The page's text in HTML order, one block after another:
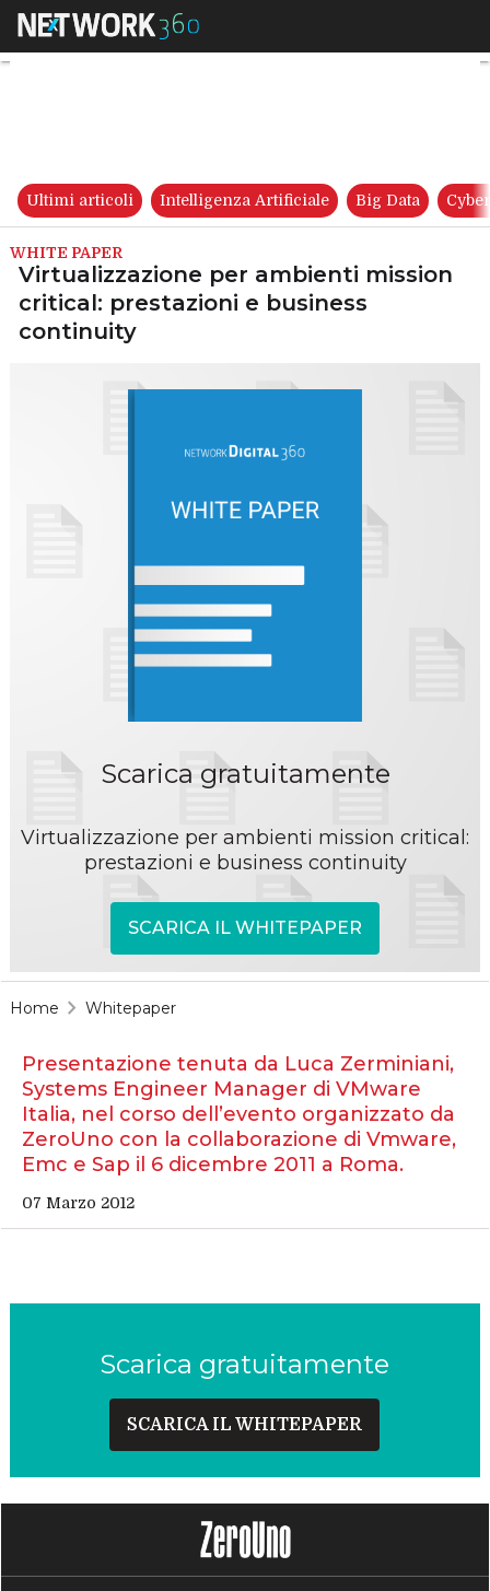
Virtualizzazione per
Ultimi articoli Intelligenza Artificiale Big Data
WHITE PAPER
Virtualizzazione per ambienti mission
critical: prestazioni e business
continuity
Scarica gratuitamente
Virtualizzazione per ambienti mission critical:
prestazioni e business continuity
SCARICA IL WHITEPAPER
Home Whitepaper
Presentazione tenuta da Luca Zerminiani,
Systems Engineer Manager di VMware
Italia, nel corso dell’evento organizzato da
ZeroUno con la collaborazione di Vmware,
Emc e Sap il 6 dicembre 2011 a Roma.
07 Marzo 2012
Scarica gratuitamente
SCARICA IL WHITEPAPER